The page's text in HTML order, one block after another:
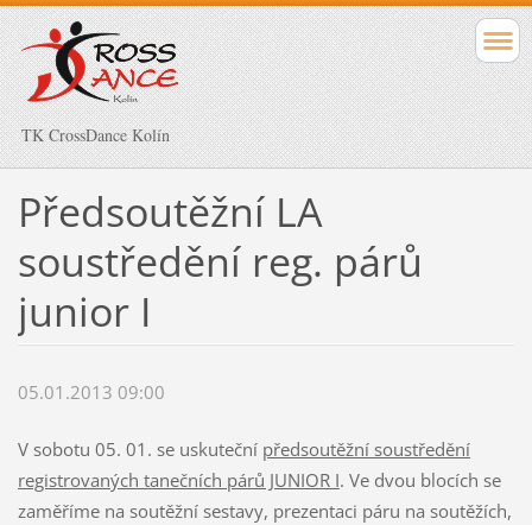
TK CrossDance Kolín
Předsoutěžní LA
soustředění reg. párů
junior I
05.01.2013 09:00
V sobotu 05. 01. se uskuteční předsoutěžní soustředění
registrovaných tanečních párů JUNIOR I. Ve dvou blocích se
zaměříme na soutěžní sestavy, prezentaci páru na soutěžích,